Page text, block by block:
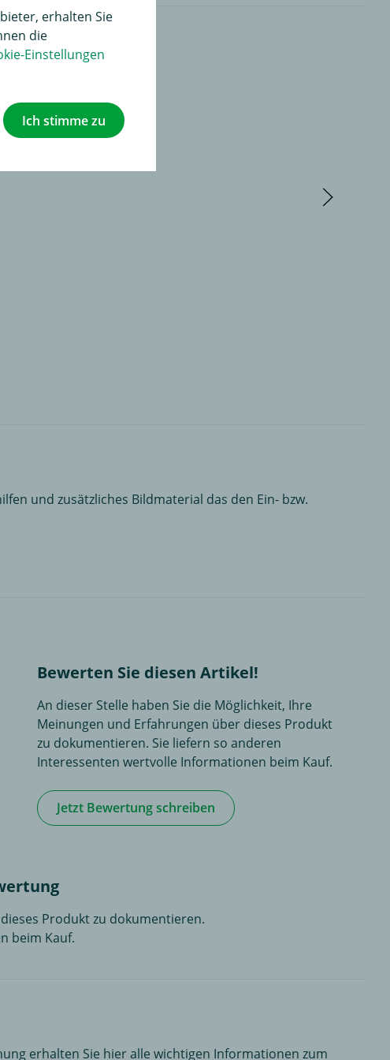
und zusätzliches Bildmaterial das den Ein- bzw.
Bewerten Sie diesen Artikel!
An dieser Stelle haben Sie die Möglichkeit, Ihre
Meinungen und Erfahrungen über dieses Produkt
zu dokumentieren. Sie liefern so anderen
Interessenten wertvolle Informationen beim Kauf.
Jetzt Bewertung schreiben
Produkt zu dokumentieren.
beim Kauf.
erhalten Sie hier alle wichtigen Informationen zum
erhalten Sie
die
Einstellungen
Ich stimme zu